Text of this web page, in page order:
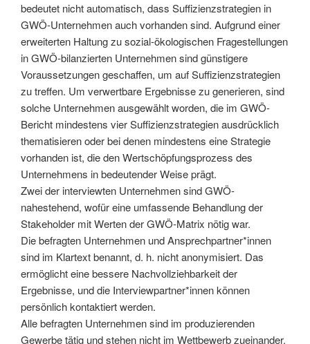
bedeutet nicht automatisch, dass Suffizienzstrategien in
GWÖ-Unternehmen auch vorhanden sind. Aufgrund einer
erweiterten Haltung zu sozial-ökologischen Fragestellungen
in GWÖ-bilanzierten Unternehmen sind günstigere
Voraussetzungen geschaffen, um auf Suffizienzstrategien
zu treffen. Um verwertbare Ergebnisse zu generieren, sind
solche Unternehmen ausgewählt worden, die im GWÖ-
Bericht mindestens vier Suffizienzstrategien ausdrücklich
thematisieren oder bei denen mindestens eine Strategie
vorhanden ist, die den Wertschöpfungsprozess des
Unternehmens in bedeutender Weise prägt.
Zwei der interviewten Unternehmen sind GWÖ-
nahestehend, wofür eine umfassende Behandlung der
Stakeholder mit Werten der GWÖ-Matrix nötig war.
Die befragten Unternehmen und Ansprechpartner*innen
sind im Klartext benannt, d. h. nicht anonymisiert. Das
ermöglicht eine bessere Nachvollziehbarkeit der
Ergebnisse, und die Interviewpartner*innen können
persönlich kontaktiert werden.
Alle befragten Unternehmen sind im produzierenden
Gewerbe tätig und stehen nicht im Wettbewerb zueinander.